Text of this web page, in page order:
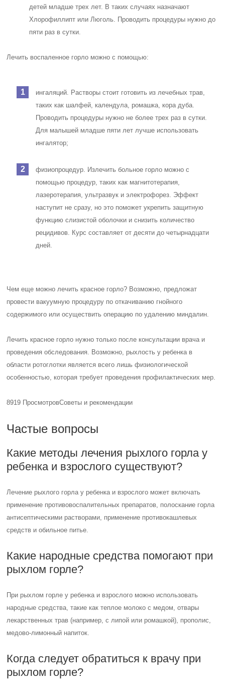
детей младше трех лет. В таких случаях назначают
Хлорофиллипт или Люголь. Проводить процедуры нужно до
пяти раз в сутки.
Лечить воспаленное горло можно с помощью:
ингаляций. Растворы стоит готовить из лечебных трав,
таких как шалфей, календула, ромашка, кора дуба.
Проводить процедуры нужно не более трех раз в сутки.
Для малышей младше пяти лет лучше использовать
ингалятор;
физиопроцедур. Излечить больное горло можно с
помощью процедур, таких как магнитотерапия,
лазеротерапия, ультразвук и электрофорез. Эффект
наступит не сразу, но это поможет укрепить защитную
функцию слизистой оболочки и снизить количество
рецидивов. Курс составляет от десяти до четырнадцати
дней.
Чем еще можно лечить красное горло? Возможно, предложат
провести вакуумную процедуру по откачиванию гнойного
содержимого или осуществить операцию по удалению миндалин.
Лечить красное горло нужно только после консультации врача и
проведения обследования. Возможно, рыхлость у ребенка в
области ротоглотки является всего лишь физиологической
особенностью, которая требует проведения профилактических мер.
8919 ПросмотровСоветы и рекомендации
Частые вопросы
Какие методы лечения рыхлого горла у
ребенка и взрослого существуют?
Лечение рыхлого горла у ребенка и взрослого может включать
применение противовоспалительных препаратов, полоскание горла
антисептическими растворами, применение противокашлевых
средств и обильное питье.
Какие народные средства помогают при
рыхлом горле?
При рыхлом горле у ребенка и взрослого можно использовать
народные средства, такие как теплое молоко с медом, отвары
лекарственных трав (например, с липой или ромашкой), прополис,
медово-лимонный напиток.
Когда следует обратиться к врачу при
рыхлом горле?